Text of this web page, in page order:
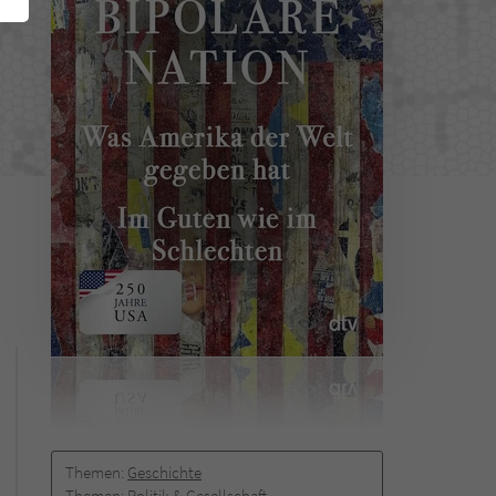
Themen: Geschichte